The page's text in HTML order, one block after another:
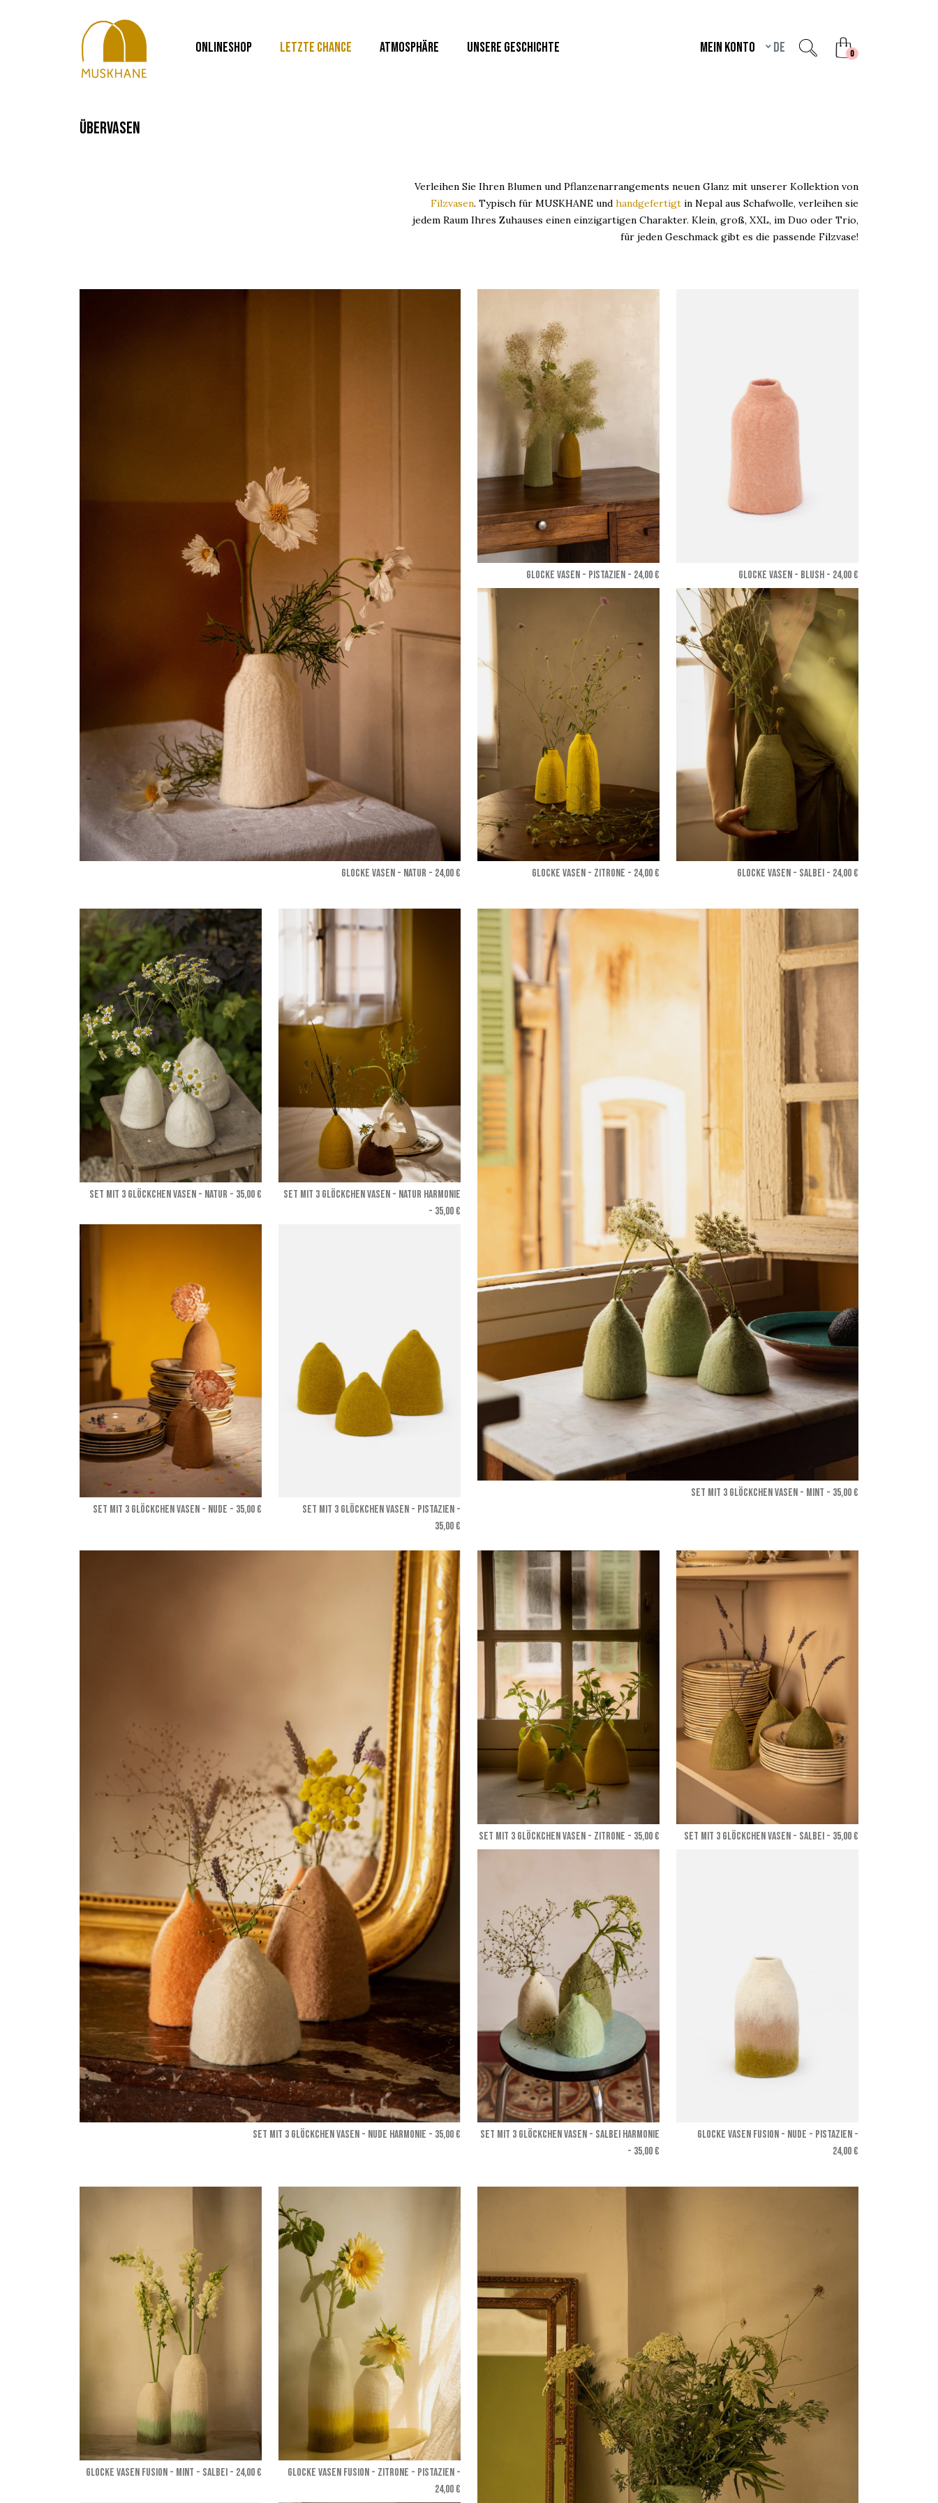
ONLINESHOP LETZTE CHANCE ATMOSPHÄRE UNSERE GESCHICHTE Mein Konto de 0unread messages
übervasen
Verleihen Sie Ihren Blumen und Pflanzenarrangements neuen Glanz mit unserer Kollektion von
Filzvasen. Typisch für MUSKHANE und handgefertigt in Nepal aus Schafwolle, verleihen sie
jedem Raum Ihres Zuhauses einen einzigartigen Charakter. Klein, groß, XXL, im Duo oder Trio,
für jeden Geschmack gibt es die passende Filzvase!
GLOCKE VASEN - Natur - 24,00 €
GLOCKE VASEN - Pistazien - 24,00 € GLOCKE VASEN - Blush - 24,00 €
GLOCKE VASEN - Zitrone - 24,00 € GLOCKE VASEN - Salbei - 24,00 €
SET MIT 3 GLÖCKCHEN VASEN - Natur - 35,00 €
SET MIT 3 GLÖCKCHEN VASEN - Natur Harmonie
- 35,00 €
SET MIT 3 GLÖCKCHEN VASEN - Nude - 35,00 € SET MIT 3 GLÖCKCHEN VASEN - Pistazien -
35,00 €
SET MIT 3 GLÖCKCHEN VASEN - Mint - 35,00 €
SET MIT 3 GLÖCKCHEN VASEN - Nude harmonie - 35,00 €
SET MIT 3 GLÖCKCHEN VASEN - Zitrone - 35,00 € SET MIT 3 GLÖCKCHEN VASEN - Salbei - 35,00 €
SET MIT 3 GLÖCKCHEN VASEN - Salbei harmonie
- 35,00 €
GLOCKE VASEN FUSION - Nude - Pistazien -
24,00 €
GLOCKE VASEN FUSION - Mint - Salbei - 24,00 € GLOCKE VASEN FUSION - Zitrone - Pistazien -
24,00 €